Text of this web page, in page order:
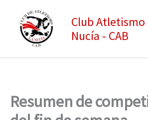
contenido
Club Atletismo
Nucía - CAB
Resumen de